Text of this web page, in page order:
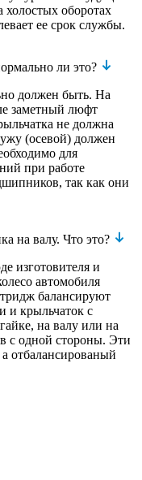
оборотах
ее срок службы.
ли это?
должен быть. На
заметный люфт
не должна
(осевой) должен
для
при работе
так как они
на валу. Что это?
изготовителя и
автомобиля
балансируют
и крыльчаток с
на валу или на
с одной стороны. Эти
отбалансированый